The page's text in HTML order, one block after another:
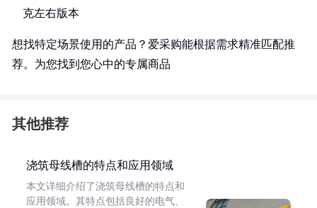
克左右版本
想找特定场景使用的产品？爱采购能根据需求精准匹配推
荐。为您找到您心中的专属商品
其他推荐
浇筑母线槽的特点和应用领域
本文详细介绍了浇筑母线槽的特点和
应用领域。其特点包括良好的电气、